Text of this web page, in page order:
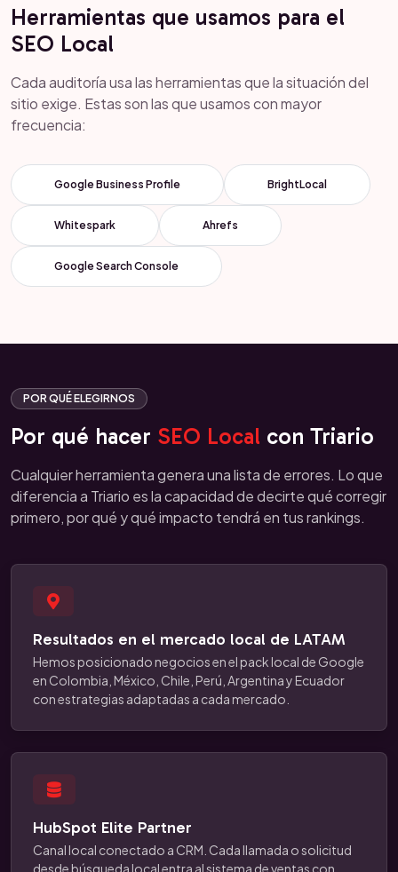
Herramientas que usamos para el
SEO Local
Cada auditoría usa las herramientas que la situación del
sitio exige. Estas son las que usamos con mayor
frecuencia:
Google Business Profile BrightLocal
Whitespark Ahrefs
Google Search Console
POR QUÉ ELEGIRNOS
Por qué hacer SEO Local con Triario
Cualquier herramienta genera una lista de errores. Lo que
diferencia a Triario es la capacidad de decirte qué corregir
primero, por qué y qué impacto tendrá en tus rankings.
Resultados en el mercado local de LATAM
Hemos posicionado negocios en el pack local de Google
en Colombia, México, Chile, Perú, Argentina y Ecuador
con estrategias adaptadas a cada mercado.
HubSpot Elite Partner
Canal local conectado a CRM. Cada llamada o solicitud
desde búsqueda local entra al sistema de ventas con